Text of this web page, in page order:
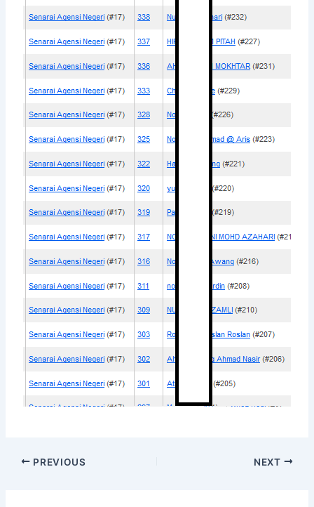
PREVIOUS NEXT